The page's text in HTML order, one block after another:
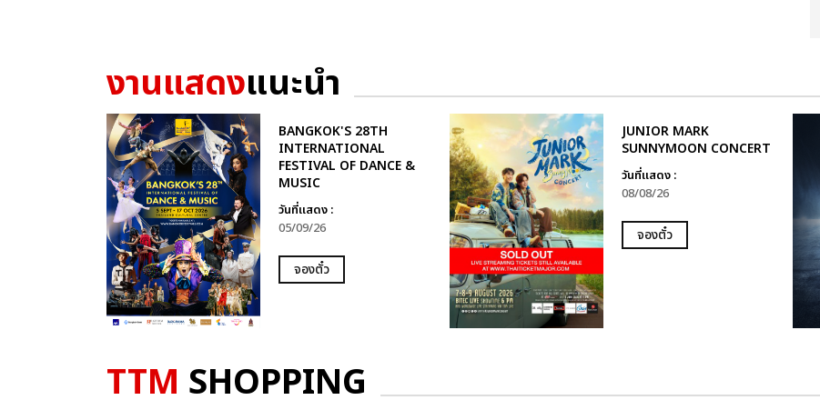
งานแสดงแนะนำ
BANGKOK'S 28TH
INTERNATIONAL
FESTIVAL OF DANCE &
MUSIC
วันที่แสดง :
05/09/26
จองตั๋ว
JUNIOR MARK
SUNNYMOON CONCERT
วันที่แสดง :
08/08/26
จองตั๋ว
TTM SHOPPING